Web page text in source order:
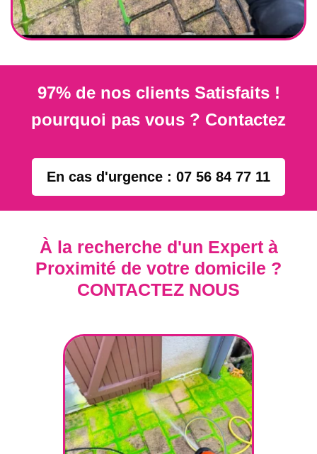
97% de nos clients Satisfaits !
pourquoi pas vous ? Contactez
En cas d'urgence : 07 56 84 77 11
À la recherche d'un Expert à
Proximité de votre domicile ?
CONTACTEZ NOUS